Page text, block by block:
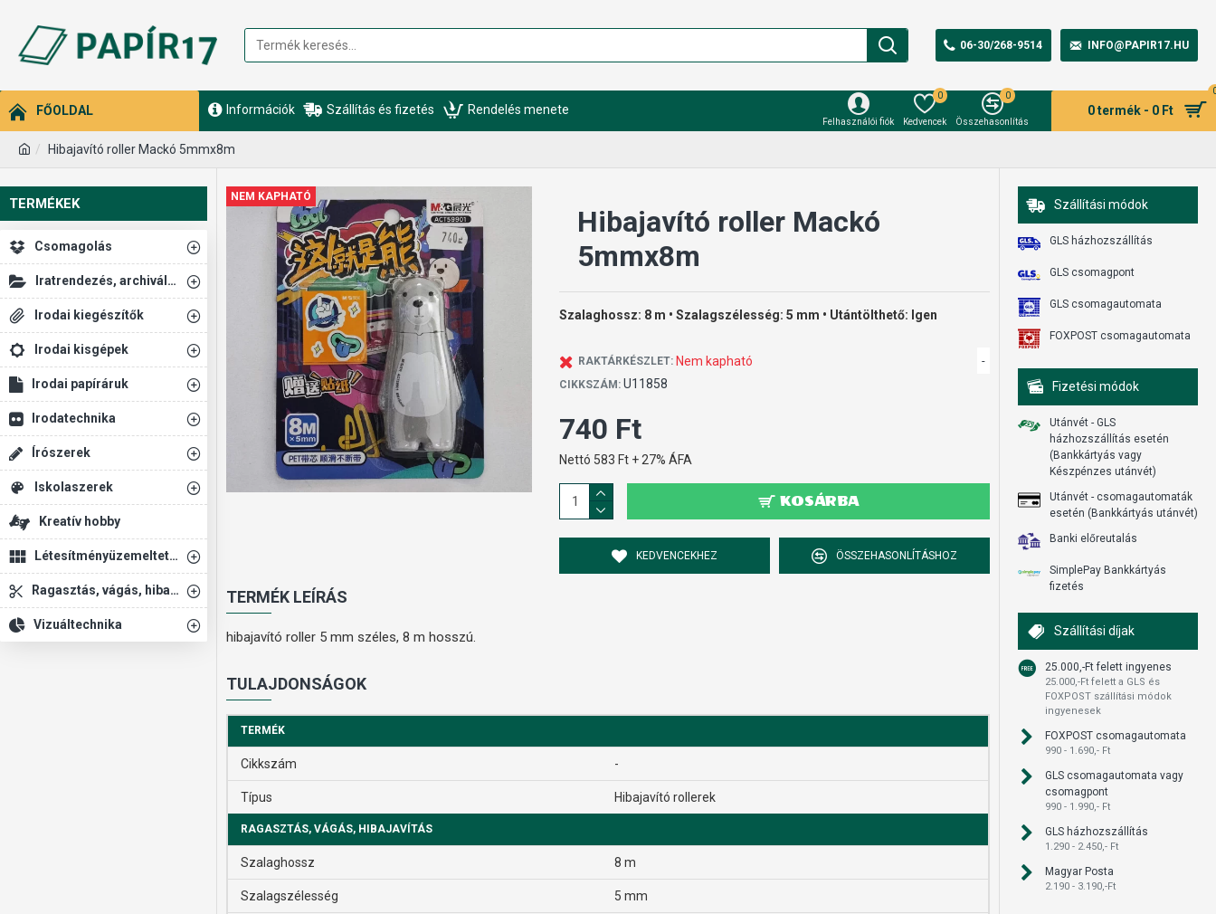
06-30/268-9514 INFO@PAPIR17.HU
FŐOLDAL Információk Szállítás és fizetés Rendelés menete
Felhasználói fiók Kedvencek
0
Összehasonlítás
0
0 termék - 0 Ft
Hibajavító roller Mackó 5mmx8m
TERMÉKEK
Csomagolás
Iratrendezés, archiválás
Irodai kiegészítők
Irodai kisgépek
Irodai papíráruk
Irodatechnika
Írószerek
Iskolaszerek
Kreatív hobby
Létesítményüzemeltetés
Ragasztás, vágás, hibajavítás
Vizuáltechnika
NEM KAPHATÓ
Hibajavító roller Mackó
5mmx8m
Szalaghossz: 8 m • Szalagszélesség: 5 mm • Utántölthető: Igen
RAKTÁRKÉSZLET: Nem kapható
CIKKSZÁM: U11858
-
740 Ft
Nettó 583 Ft + 27% ÁFA
KOSÁRBA
KEDVENCEKHEZ ÖSSZEHASONLÍTÁSHOZ
TERMÉK LEÍRÁS
hibajavító roller 5 mm széles, 8 m hosszú.
TULAJDONSÁGOK
TERMÉK
Cikkszám -
Típus Hibajavító rollerek
RAGASZTÁS, VÁGÁS, HIBAJAVÍTÁS
Szalaghossz 8 m
Szalagszélesség 5 mm
Szállítási módok
GLS házhozszállítás
GLS csomagpont
GLS csomagautomata
FOXPOST csomagautomata
Fizetési módok
Utánvét - GLS
házhozszállítás esetén
(Bankkártyás vagy
Készpénzes utánvét)
Utánvét - csomagautomaták
esetén (Bankkártyás utánvét)
Banki előreutalás
SimplePay Bankkártyás
fizetés
Szállítási díjak
25.000,-Ft felett ingyenes
25.000,-Ft felett a GLS és
FOXPOST szállítási módok
ingyenesek
FOXPOST csomagautomata
990 - 1.690,- Ft
GLS csomagautomata vagy
csomagpont
990 - 1.990,- Ft
GLS házhozszállítás
1.290 - 2.450,- Ft
Magyar Posta
2.190 - 3.190,-Ft